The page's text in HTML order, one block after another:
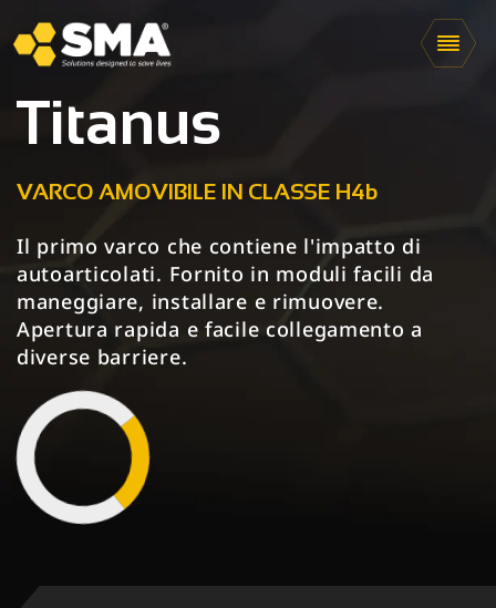
Titanus
VARCO AMOVIBILE IN CLASSE H4b
Il primo varco che contiene l'impatto di
autoarticolati. Fornito in moduli facili da
maneggiare, installare e rimuovere.
Apertura rapida e facile collegamento a
diverse barriere.